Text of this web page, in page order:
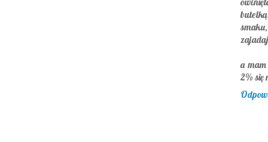
a
2% się